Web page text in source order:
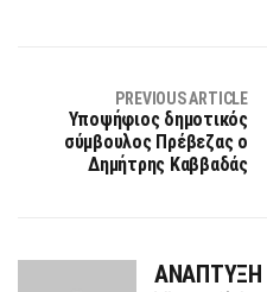
PREVIOUS ARTICLE
Υποψήφιος δημοτικός
σύμβουλος Πρέβεζας ο
Δημήτρης Καββαδάς
ΑΝΑΠΤΥΞΗ